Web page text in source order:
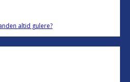
altid gulere?